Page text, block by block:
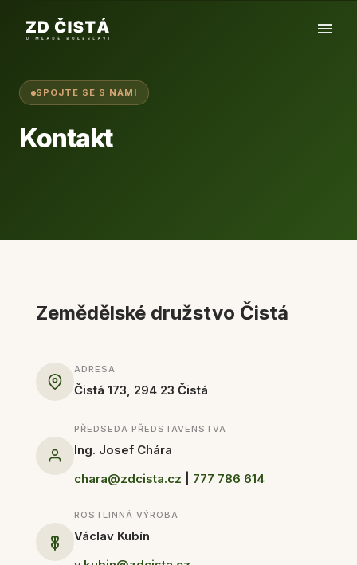
SPOJTE SE S NÁMI
Kontakt
Zemědělské družstvo Čistá
ADRESA
Čistá 173, 294 23 Čistá
PŘEDSEDA PŘEDSTAVENSTVA
Ing. Josef Chára
chara@zdcista.cz
777 786 614
ROSTLINNÁ VÝROBA
Václav Kubín